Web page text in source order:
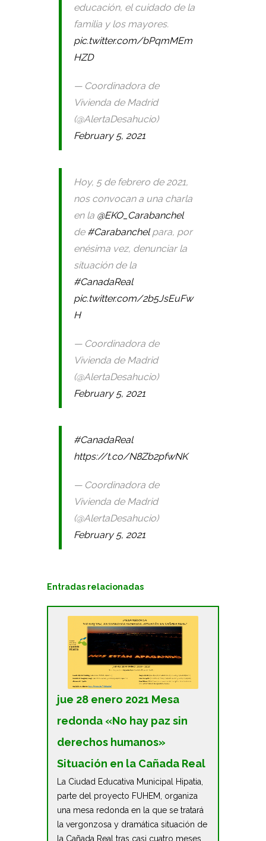
educación, el cuidado de la
familia y los mayores.
pic.twitter.com/bPqmMEm
HZD
— Coordinadora de
Vivienda de Madrid
(@AlertaDesahucio)
February 5, 2021
Hoy, 5 de febrero de 2021,
nos convocan a una charla
en la @EKO_Carabanchel
de #Carabanchelpara, por
enésima vez, denunciar la
situación de la
#CanadaReal
pic.twitter.com/2b5JsEuFw
H
— Coordinadora de
Vivienda de Madrid
(@AlertaDesahucio)
February 5, 2021
#CanadaReal
https://t.co/N8Zb2pfwNK
— Coordinadora de
Vivienda de Madrid
(@AlertaDesahucio)
February 5, 2021
Entradas relacionadas
jue 28 enero 2021 Mesa
redonda «No hay paz sin
derechos humanos»
Situación en la Cañada Real
La Ciudad Educativa Municipal Hipatia,
parte del proyecto FUHEM, organiza
una mesa redonda en la que se tratará
la vergonzosa y dramática situación de
la Cañada Real tras casi cuatro meses